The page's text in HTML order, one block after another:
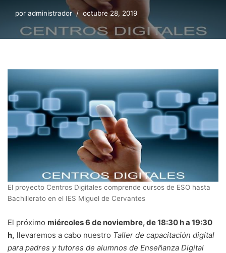
por administrador octubre 28, 2019
El proyecto Centros Digitales comprende cursos de ESO hasta
Bachillerato en el IES Miguel de Cervantes
El próximo miércoles 6 de noviembre, de 18:30 h a 19:30
h, llevaremos a cabo nuestro Taller de capacitación digital
para padres y tutores de alumnos de Enseñanza Digital